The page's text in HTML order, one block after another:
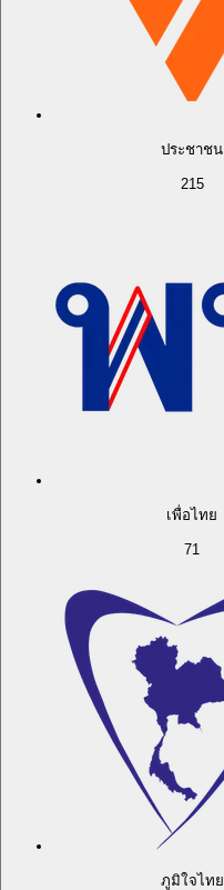
ประชาชน
215
เพื่อไทย
71
ภูมิใจไทย